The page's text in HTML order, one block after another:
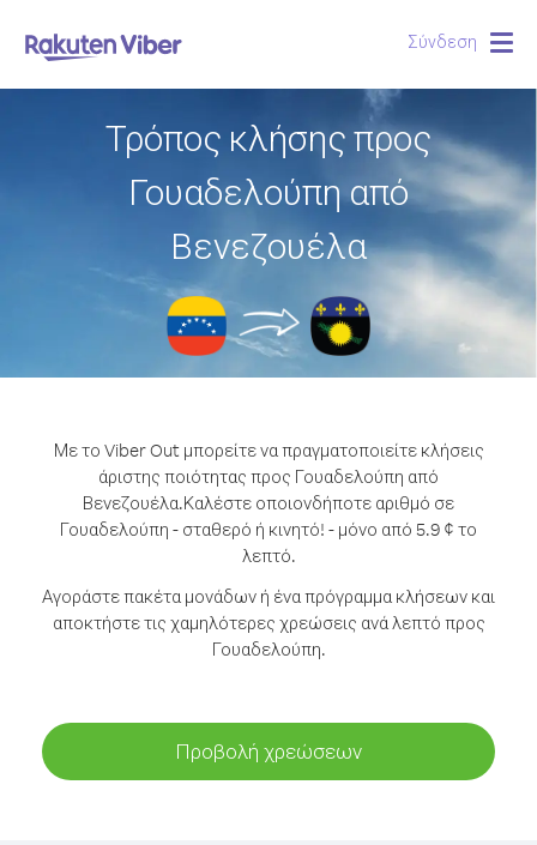
Σύνδεση
Τρόπος κλήσης προς
Γουαδελούπη από
Βενεζουέλα
Με το Viber Out μπορείτε να πραγματοποιείτε κλήσεις
άριστης ποιότητας προς Γουαδελούπη από
Βενεζουέλα.Καλέστε οποιονδήποτε αριθμό σε
Γουαδελούπη - σταθερό ή κινητό! - μόνο από 5.9 ¢ το
λεπτό.
Αγοράστε πακέτα μονάδων ή ένα πρόγραμμα κλήσεων και
αποκτήστε τις χαμηλότερες χρεώσεις ανά λεπτό προς
Γουαδελούπη.
Προβολή χρεώσεων